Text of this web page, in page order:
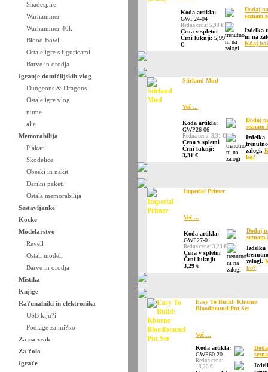
Shadespire
Warhammer
Warhammer 40k
Blood Bowl
Ostale igre s figuricami
Barve in orodja
Igranje domi?lijskih vlog
Dungeons & Dragons
Ostale igre vlog
nume
alie
Memorabilija
Plakati
Skodelice
Obeski in nakit
Darilni paketi
Ostala memorabilija
Sestavljanke
Kocke
Modelarstvo
Revell
Ostali modeli
Barve in orodja
Mistika
Knjige
Ra?unalniki in elektronika
USB klju?i
Podlage za mi?ko
Za na zrak
Za ?olo
Igra?e
Koda artikla:
GWP24-04
Redna cena: 5,99 €
Cena v spletni
Črni luknji: 5,99
€
Dodaj na
seznam
Izdelka
ni na
Kdaj
Stirland Mud
Več ...
Koda artikla:
GWP26-06
Redna cena: 3,31 €
Cena v spletni
Črni luknji:
3,31 €
Dodaj
seznam
Izdelka
zalogi.
bo?
Imperial Primer
Več ...
Koda artikla:
GWP27-01
Redna cena: 3,29 €
Cena v spletni
Črni luknji:
3,29 €
Dodaj
seznam
Izdelka
zalogi.
bo?
Easy To Build: Khorne
Bloodbound Pnt Set
Več ...
Koda artikla:
GWP60-20
Redna cena:
13,20 €